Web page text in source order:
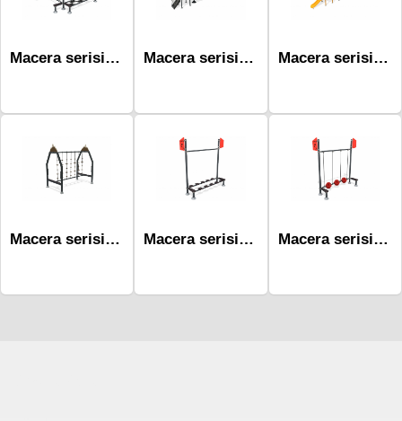
Macera serisi Oyun Grubu Mac-1101 Macera serisi Oyun Grubu Mac-3002 Macera serisi Oyun Grubu Mac-4101
Macera serisi Oyun Grubu Mac-2005 Macera serisi Oyun Grubu Mac-1004 Macera serisi Oyun Grubu Mac-1006